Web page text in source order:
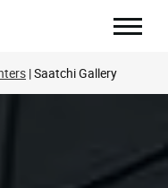
Saatchi Gallery